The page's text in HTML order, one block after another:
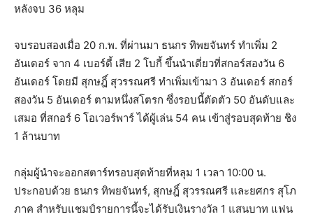
หลังจบ 36 หลุม
จบรอบสองเมื่อ 20 ก.พ. ที่ผ่านมา ธนกร ทิพยจันทร์ ทำเพิ่ม 2
อันเดอร์ จาก 4 เบอร์ดี้ เสีย 2 โบกี้ ขึ้นนำเดี่ยวที่สกอร์สองวัน 6
อันเดอร์ โดยมี สุกษฎิ์ สุวรรณศรี ทำเพิ่มเข้ามา 3 อันเดอร์ สกอร์
สองวัน 5 อันเดอร์ ตามหนึ่งสโตรก ซึ่งรอบนี้ตัดตัว 50 อันดับและ
เสมอ ที่สกอร์ 6 โอเวอร์พาร์ ได้ผู้เล่น 54 คน เข้าสู่รอบสุดท้าย ชิง
1 ล้านบาท
กลุ่มผู้นำจะออกสตาร์ทรอบสุดท้ายที่หลุม 1 เวลา 10:00 น.
ประกอบด้วย ธนกร ทิพยจันทร์, สุกษฎิ์ สุวรรณศรี และยศกร สุโภ
ภาค สำหรับแชมป์รายการนี้จะได้รับเงินรางวัล 1 แสนบาท แฟน